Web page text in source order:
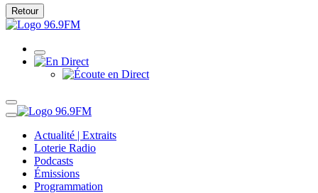
Retour
Actualité | Extraits
Loterie Radio
Podcasts
Émissions
Programmation